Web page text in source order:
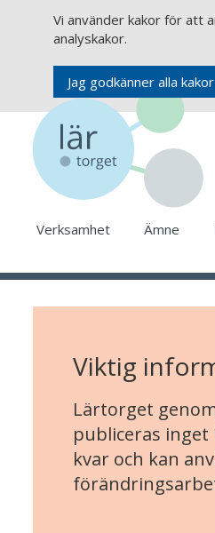
Vi använder kakor för att
analyskakor.
Jag godkänner alla kakor
Verksamhet Ämne
Viktig
Lärtorget
publiceras
kvar och kan